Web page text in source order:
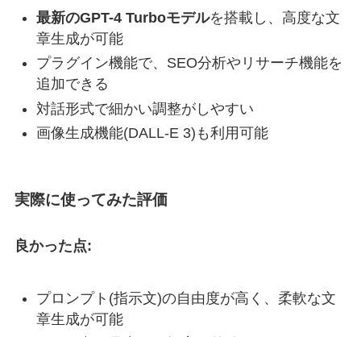
最新のGPT-4 Turboモデルを搭載し、高度な文
章生成が可能
プラグイン機能で、SEO分析やリサーチ機能を
追加できる
対話形式で細かい調整がしやすい
画像生成機能(DALL-E 3)も利用可能
実際に使ってみた評価
良かった点:
プロンプト(指示文)の自由度が高く、柔軟な文
章生成が可能